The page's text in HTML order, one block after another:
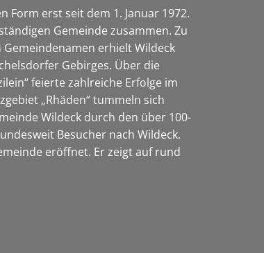
Form erst seit dem 1. Januar 1972.
Gemeinde zusammen. Zu
erhielt Wildeck
Gebirges. Über die
feierte zahlreiche Erfolge im
„Rhäden“ tummeln sich
Wildeck durch den über 100-
Besucher nach Wildeck.
eröffnet. Er zeigt auf rund